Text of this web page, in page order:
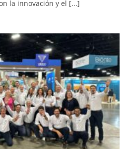
la innovación y el [...]